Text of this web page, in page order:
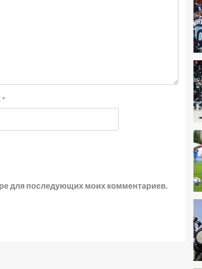
*
для последующих моих комментариев.